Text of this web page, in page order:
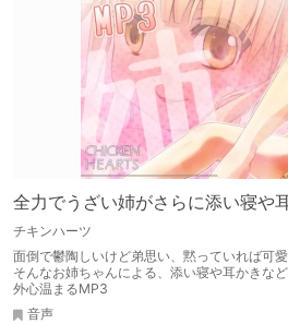
全力でうざい姉がさらに添い寝や
チキンハーツ
面倒で鬱陶しいけど弟思い、黙っていれば可
そんなお姉ちゃんによる、添い寝や耳かきな
外心温まるMP3
音声